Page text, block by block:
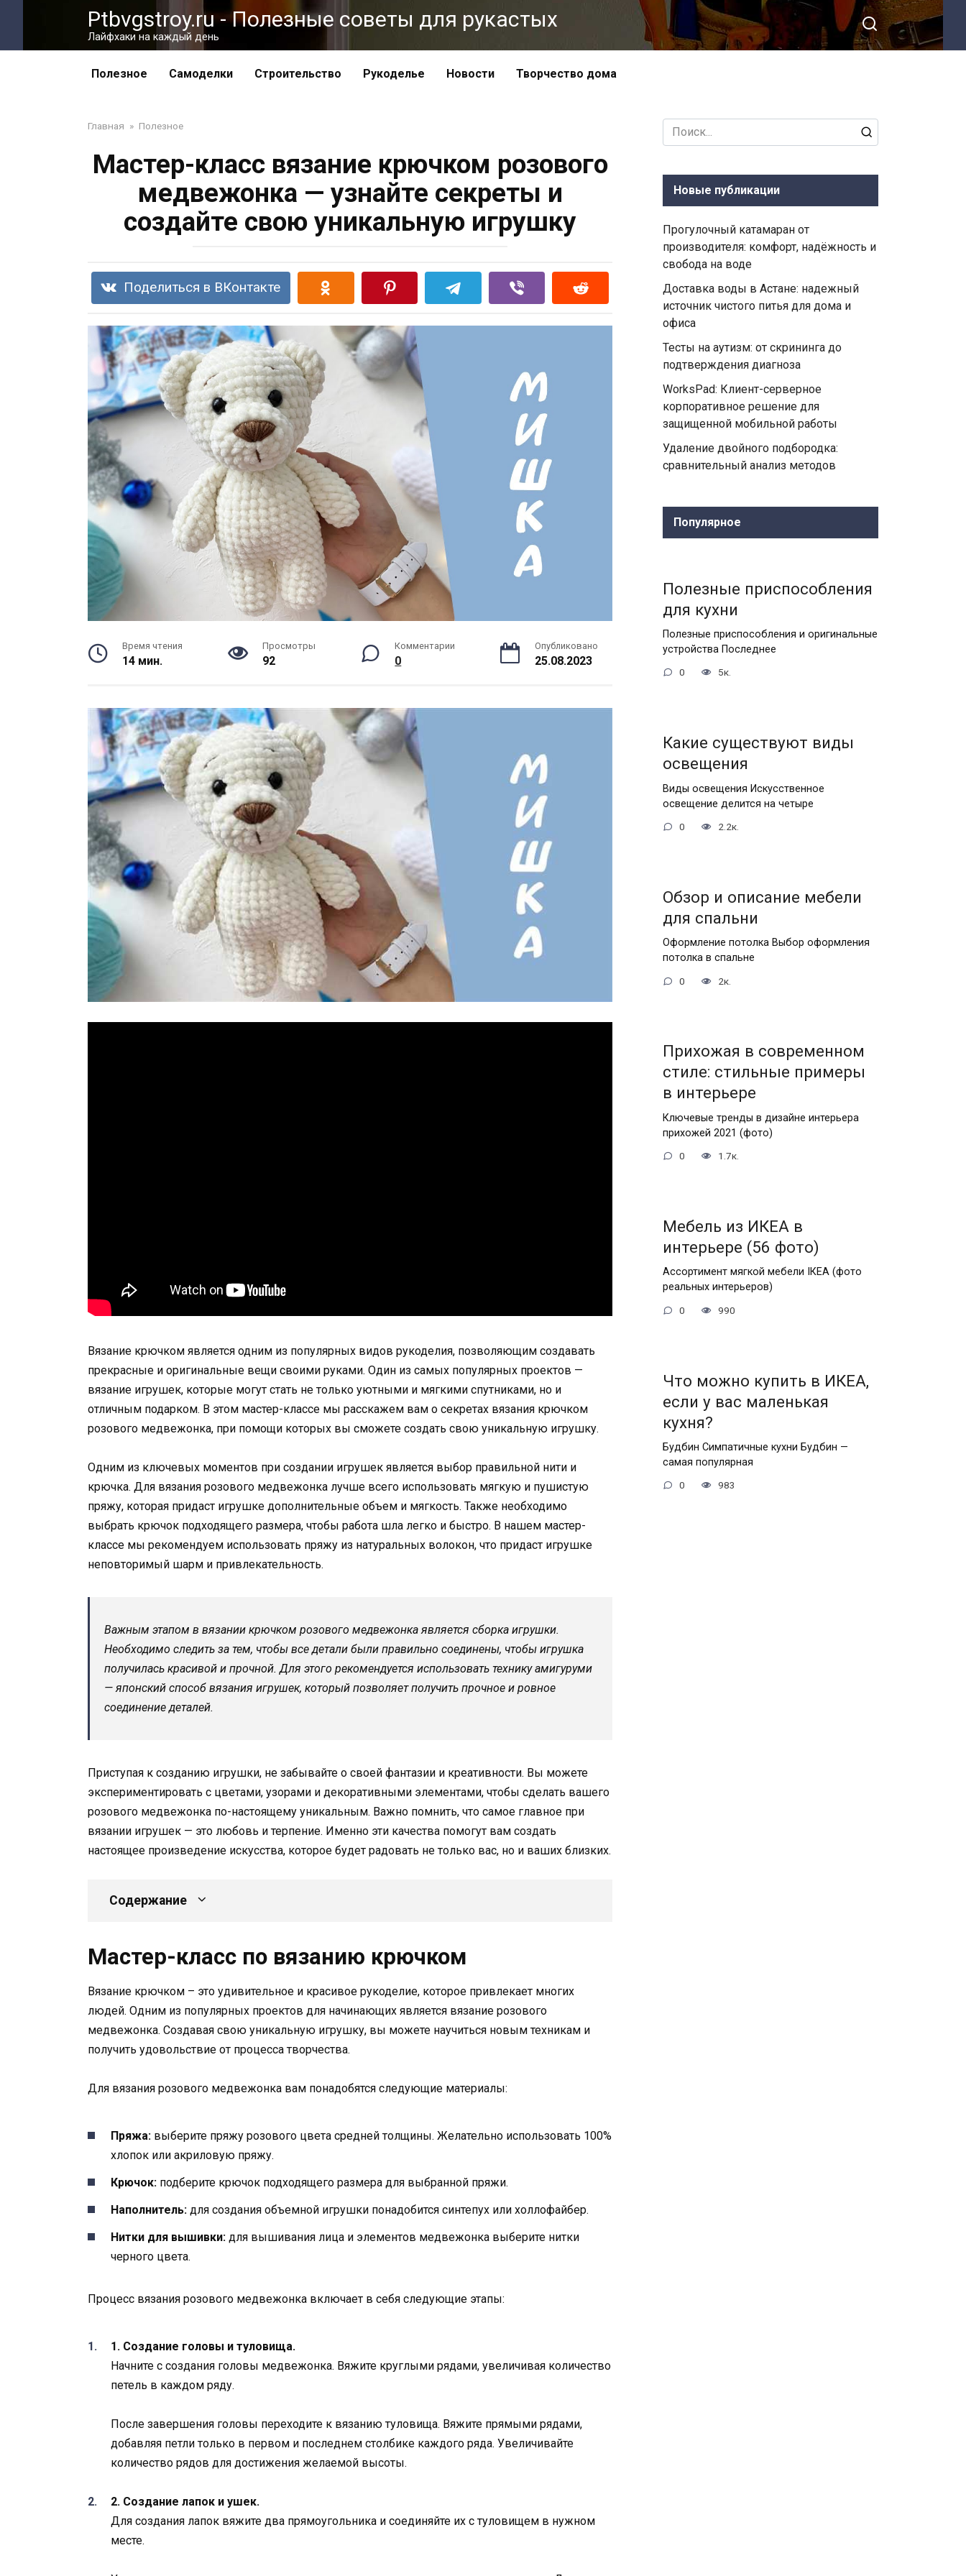
Ptbvgstroy.ru - Полезные советы для рукастых
Лайфхаки на каждый день
Полезное Самоделки Строительство Рукоделье Новости Творчество дома
Главная » Полезное
Мастер-класс вязание крючком розового
медвежонка — узнайте секреты и
создайте свою уникальную игрушку
Поделиться в ВКонтакте
Время чтения
14 мин.
Просмотры
92
Комментарии
0
Опубликовано
25.08.2023
Вязание крючком является одним из популярных видов рукоделия, позволяющим создавать
прекрасные и оригинальные вещи своими руками. Один из самых популярных проектов —
вязание игрушек, которые могут стать не только уютными и мягкими спутниками, но и
отличным подарком. В этом мастер-классе мы расскажем вам о секретах вязания крючком
розового медвежонка, при помощи которых вы сможете создать свою уникальную игрушку.
Одним из ключевых моментов при создании игрушек является выбор правильной нити и
крючка. Для вязания розового медвежонка лучше всего использовать мягкую и пушистую
пряжу, которая придаст игрушке дополнительные объем и мягкость. Также необходимо
выбрать крючок подходящего размера, чтобы работа шла легко и быстро. В нашем мастер-
классе мы рекомендуем использовать пряжу из натуральных волокон, что придаст игрушке
неповторимый шарм и привлекательность.
Важным этапом в вязании крючком розового медвежонка является сборка игрушки.
Необходимо следить за тем, чтобы все детали были правильно соединены, чтобы игрушка
получилась красивой и прочной. Для этого рекомендуется использовать технику амигуруми
— японский способ вязания игрушек, который позволяет получить прочное и ровное
соединение деталей.
Приступая к созданию игрушки, не забывайте о своей фантазии и креативности. Вы можете
экспериментировать с цветами, узорами и декоративными элементами, чтобы сделать вашего
розового медвежонка по-настоящему уникальным. Важно помнить, что самое главное при
вязании игрушек — это любовь и терпение. Именно эти качества помогут вам создать
настоящее произведение искусства, которое будет радовать не только вас, но и ваших близких.
Содержание
Мастер-класс по вязанию крючком
Вязание крючком – это удивительное и красивое рукоделие, которое привлекает многих
людей. Одним из популярных проектов для начинающих является вязание розового
медвежонка. Создавая свою уникальную игрушку, вы можете научиться новым техникам и
получить удовольствие от процесса творчества.
Для вязания розового медвежонка вам понадобятся следующие материалы:
Пряжа: выберите пряжу розового цвета средней толщины. Желательно использовать 100%
хлопок или акриловую пряжу.
Крючок: подберите крючок подходящего размера для выбранной пряжи.
Наполнитель: для создания объемной игрушки понадобится синтепух или холлофайбер.
Нитки для вышивки: для вышивания лица и элементов медвежонка выберите нитки
черного цвета.
Процесс вязания розового медвежонка включает в себя следующие этапы:
1. Создание головы и туловища.
Начните с создания головы медвежонка. Вяжите круглыми рядами, увеличивая количество
петель в каждом ряду.
После завершения головы переходите к вязанию туловища. Вяжите прямыми рядами,
добавляя петли только в первом и последнем столбике каждого ряда. Увеличивайте
количество рядов для достижения желаемой высоты.
2. Создание лапок и ушек.
Для создания лапок вяжите два прямоугольника и соединяйте их с туловищем в нужном
месте.
Search
for:
Новые публикации
Прогулочный катамаран от
производителя: комфорт, надёжность и
свобода на воде
Доставка воды в Астане: надежный
источник чистого питья для дома и
офиса
Тесты на аутизм: от скрининга до
подтверждения диагноза
WorksPad: Клиент-серверное
корпоративное решение для
защищенной мобильной работы
Удаление двойного подбородка:
сравнительный анализ методов
Популярное
Полезные приспособления
для кухни
Полезные приспособления и оригинальные
устройства Последнее
0 5к.
Какие существуют виды
освещения
Виды освещения Искусственное
освещение делится на четыре
0 2.2к.
Обзор и описание мебели
для спальни
Оформление потолка Выбор оформления
потолка в спальне
0 2к.
Прихожая в современном
стиле: стильные примеры
в интерьере
Ключевые тренды в дизайне интерьера
прихожей 2021 (фото)
0 1.7к.
Мебель из ИКЕА в
интерьере (56 фото)
Ассортимент мягкой мебели IКЕА (фото
реальных интерьеров)
0 990
Что можно купить в ИКЕА,
если у вас маленькая
кухня?
Будбин Симпатичные кухни Будбин —
самая популярная
0 983